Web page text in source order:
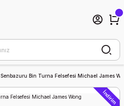
Senbazuru Bin Turna Felsefesi Michael James
İndirim